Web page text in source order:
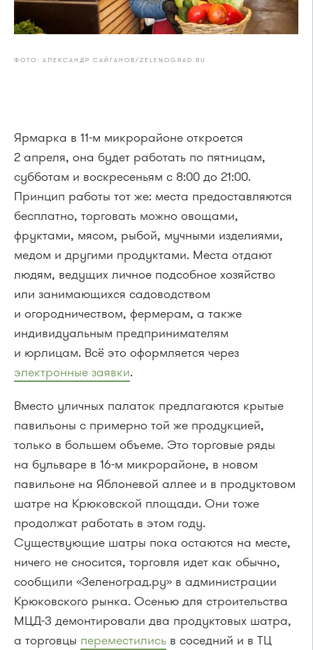
ФОТО: АЛЕКСАНДР САЙГАНОВ/ZELENOGRAD.RU
Ярмарка в 11-м микрорайоне откроется
2 апреля, она будет работать по пятницам,
субботам и воскресеньям с 8:00 до 21:00.
Принцип работы тот же: места предоставляются
бесплатно, торговать можно овощами,
фруктами, мясом, рыбой, мучными изделиями,
медом и другими продуктами. Места отдают
людям, ведущих личное подсобное хозяйство
или занимающихся садоводством
и огородничеством, фермерам, а также
индивидуальным предпринимателям
и юрлицам. Всё это оформляется через
электронные заявки.
Вместо уличных палаток предлагаются крытые
павильоны с примерно той же продукцией,
только в большем объеме. Это торговые ряды
на бульваре в 16-м микрорайоне, в новом
павильоне на Яблоневой аллее и в продуктовом
шатре на Крюковской площади. Они тоже
продолжат работать в этом году.
Существующие шатры пока остаются на месте,
ничего не сносится, торговля идет как обычно,
сообщили «Зеленоград.ру» в администрации
Крюковского рынка. Осенью для строительства
МЦД-3 демонтировали два продуктовых шатра,
а торговцы переместились в соседний и в ТЦ